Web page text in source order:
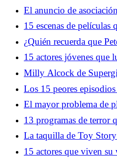
El anuncio de
de Google y A24 no
15 escenas de películas
cada vez que las vemos
¿Quién recuerda que
en Brand New Day?
15 actores jóvenes que
ahora
Milly Alcock de
de los cómics de
Los 15 peores
televisión
El mayor problema de
no son los mutantes,
13 programas de terror
perfecto
La taquilla de Toy Story
de secuelas sigue siendo
15 actores que viven